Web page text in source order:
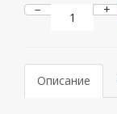
− +
Описание